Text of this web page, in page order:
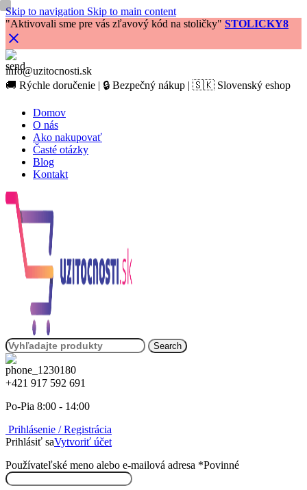
Skip to navigation Skip to main content
"Aktivovali sme pre vás zľavový kód na stoličky" STOLICKY8
info@uzitocnosti.sk
🚚 Rýchle doručenie | 🔒 Bezpečný nákup | 🇸🇰 Slovenský eshop
Domov
O nás
Ako nakupovať
Časté otázky
Blog
Kontakt
Search
+421 917 592 691
Po-Pia 8:00 - 14:00
Prihlásenie / Registrácia
Prihlásiť saVytvoriť účet
Používateľské meno alebo e-mailová adresa *Povinné